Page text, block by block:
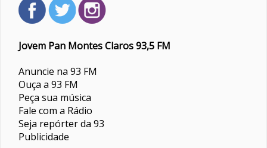
Jovem Pan Montes Claros 93,5 FM
Anuncie na 93 FM
Ouça a 93 FM
Peça sua música
Fale com a Rádio
Seja repórter da 93
Publicidade